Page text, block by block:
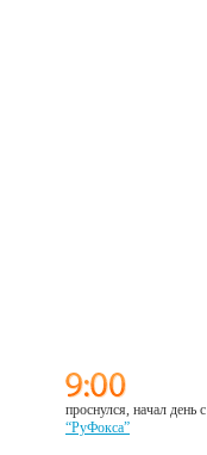
проснулся, начал день с
“РуФокса”